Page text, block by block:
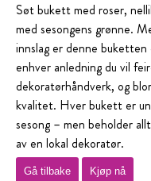
Søt bukett med roser,
med sesongens grønne.
innslag er denne
enhver anledning du vil
dekoratørhåndverk, og
kvalitet. Hver bukett er
sesong – men beholder
av en lokal dekoratør.
Gå tilbake Kjøp nå